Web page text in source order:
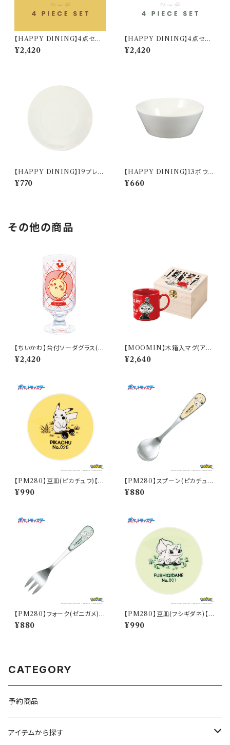
【HAPPY DINING】4点セット
(イエロー)【YMK120】 YMK1
22-6
¥2,420
【HAPPY DINING】4点セット
(ホワイト)【YMK120】 YMK12
1-6
¥2,420
【HAPPY DINING】19プレー
ト(ホワイト)【YMK120】 YMK
121-330
¥770
【HAPPY DINING】13ボウル
(ホワイト)【YMK120】 YMK12
1-358
¥660
その他の商品
【ちいかわ】台付ソーダグラス(う
さぎ)【CKW40】CKW43-813
¥2,420
【MOOMIN】木箱入マグ(アイ
ムリトルミイ)【MM16000】M
M16001-11H
¥2,640
【PM280】豆皿(ピカチュウ)【D
aily Sketch】PM284-333
¥990
【PM280】スプーン(ピカチュ
ウ)【Daily Sketch】PM284-8
50
¥880
【PM280】フォーク(ゼニガメ)
【Daily Sketch】PM283-851
¥880
【PM280】豆皿(フシギダネ)【D
aily Sketch】PM281-333
¥990
CATEGORY
予約商品
アイテムから探す